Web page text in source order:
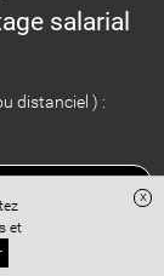
salarial
distanciel ) :
OU EN
et
x